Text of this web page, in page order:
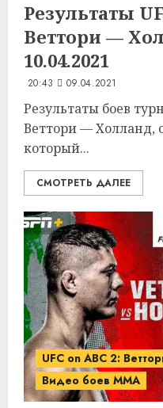
Результаты
Веттори —
10.04.2021
20:43 09.04.2021
Результаты боев
Веттори — Холланд,
который...
СМОТРЕТЬ ДАЛЕЕ
UFC on ABC 2:
Видео боев MMA